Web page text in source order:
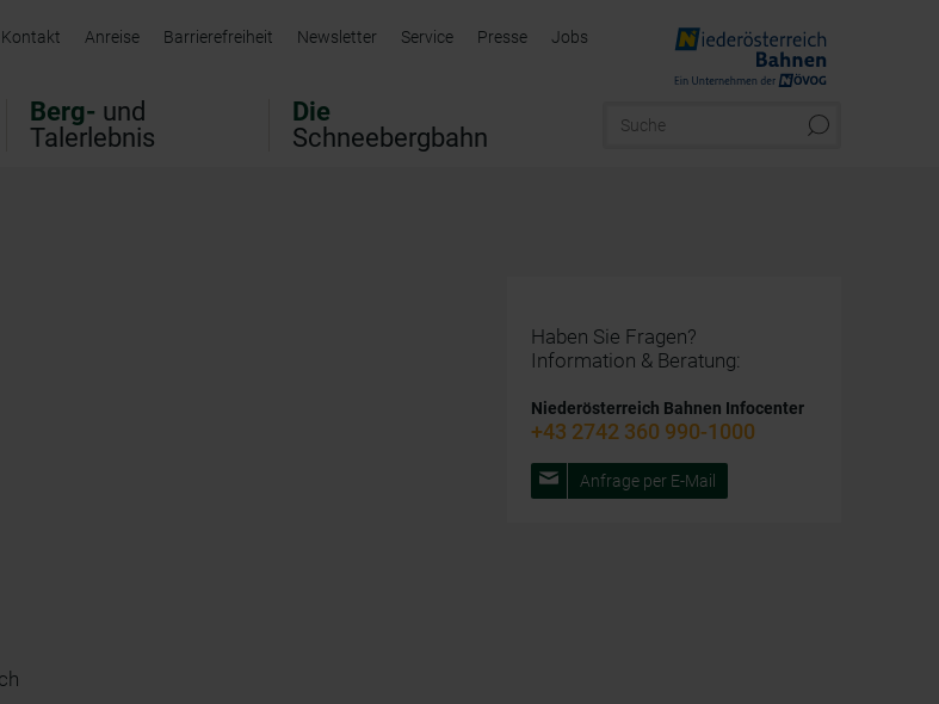
Berg- und
Talerlebnis
Die
Schneebergbahn
Kontakt Anreise Barrierefreiheit Newsletter Service Presse Jobs
Haben Sie Fragen?
Information & Beratung:
Niederösterreich Bahnen Infocenter
+43 2742 360 990-1000
Anfrage per E-Mail